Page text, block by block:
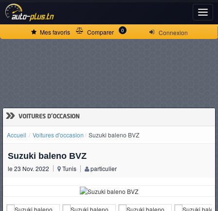
Connexion
Mes favoris Comparer 0
» VOITURES D'OCCASION
Accueil Voitures d'occasion Suzuki baleno BVZ
Suzuki baleno BVZ
le 23 Nov. 2022 Tunis particulier
ACCUEIL
D'OCCASION